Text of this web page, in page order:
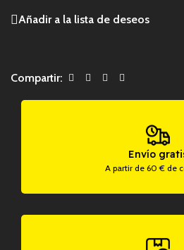
Añadir a la lista de deseos
Compartir:
Envío
A partir de 60 € de